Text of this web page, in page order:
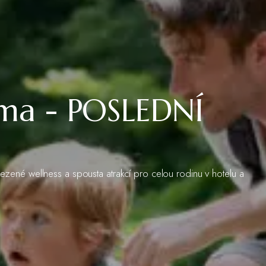
- POSLEDNÍ
wellness a spousta atrakcí pro celou rodinu v hotelu a